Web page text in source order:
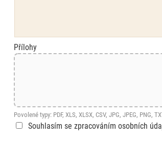
Přílohy
Povolené typy: PDF, XLS, XLSX, CSV, JPG, JPEG, PNG,
Souhlasím se zpracováním osobních